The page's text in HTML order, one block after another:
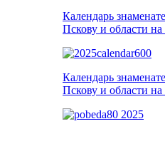
Календарь
Пскову и области
Календарь
Пскову и области